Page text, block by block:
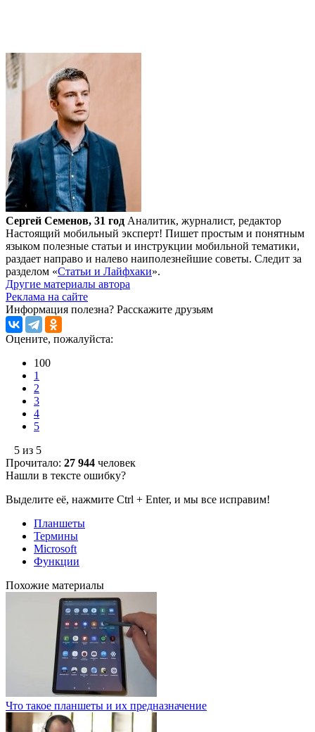
Сергей Семенов, 31 год Аналитик, журналист, редактор
Настоящий мобильный эксперт! Пишет простым и понятным
языком полезные статьи и инструкции мобильной тематики,
раздает направо и налево наиполезнейшие советы. Следит за
разделом «Статьи и Лайфхаки».
Другие материалы автора
Реклама на сайте
Информация полезна? Расскажите друзьям
Оцените, пожалуйста:
100
1
2
3
4
5
5 из 5
Прочитало: 27 944 человек
Нашли в тексте ошибку?
Выделите её, нажмите Ctrl + Enter, и мы все исправим!
Планшеты
Термины
Microsoft
Функции
Похожие материалы
Что такое планшеты и их предназначение